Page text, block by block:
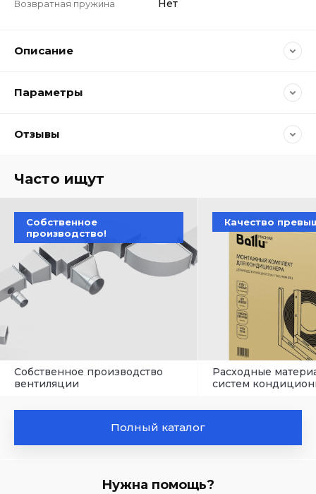
Возвратная пружина Нет
Описание
Параметры
Отзывы
Часто ищут
Собственное
производство!
Собственное производство
вентиляции
Качество
Расходные
систем
Полный каталог
Нужна помощь?